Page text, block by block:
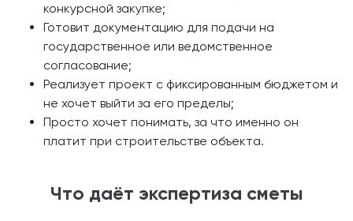
конкурсной закупке;
Готовит документацию для подачи на
государственное или ведомственное
согласование;
Реализует проект с фиксированным бюджетом и
не хочет выйти за его пределы;
Просто хочет понимать, за что именно он
платит при строительстве объекта.
Что даёт экспертиза сметы